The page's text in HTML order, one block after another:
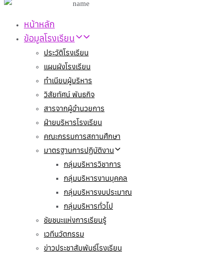
หน้าหลัก
ข้อมูลโรงเรียน
ประวัติโรงเรียน
แผนผังโรงเรียน
ทำเนียบผู้บริหาร
วิสัยทัศน์ พันธกิจ
สารจากผู้อำนวยการ
ฝ่ายบริหารโรงเรียน
คณะกรรมการสถานศึกษา
มาตรฐานการปฏิบัติงาน
กลุ่มบริหารวิชาการ
กลุ่มบริหารงานบุคคล
กลุ่มบริหารงบประมาณ
กลุ่มบริหารทั่วไป
ชัยชนะแห่งการเรียนรู้
เวทีนวัตกรรม
ข่าวประชาสัมพันธ์โรงเรียน